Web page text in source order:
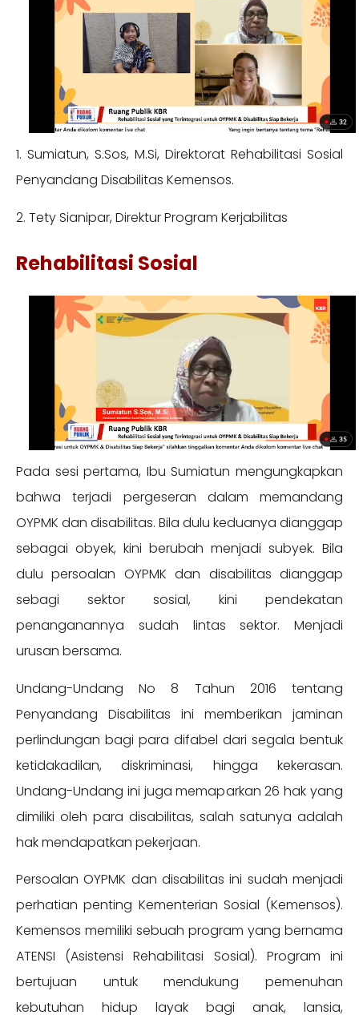
1. Sumiatun, S.Sos, M.Si, Direktorat Rehabilitasi Sosial
Penyandang Disabilitas Kemensos.
2. Tety Sianipar, Direktur Program Kerjabilitas
Rehabilitasi Sosial
Pada sesi pertama, Ibu Sumiatun mengungkapkan
bahwa terjadi pergeseran dalam memandang
OYPMK dan disabilitas. Bila dulu keduanya dianggap
sebagai obyek, kini berubah menjadi subyek. Bila
dulu persoalan OYPMK dan disabilitas dianggap
sebagi sektor sosial, kini pendekatan
penanganannya sudah lintas sektor. Menjadi
urusan bersama.
Undang-Undang No 8 Tahun 2016 tentang
Penyandang Disabilitas ini memberikan jaminan
perlindungan bagi para difabel dari segala bentuk
ketidakadilan, diskriminasi, hingga kekerasan.
Undang-Undang ini juga memaparkan 26 hak yang
dimiliki oleh para disabilitas, salah satunya adalah
hak mendapatkan pekerjaan.
Persoalan OYPMK dan disabilitas ini sudah menjadi
perhatian penting Kementerian Sosial (Kemensos).
Kemensos memiliki sebuah program yang bernama
ATENSI (Asistensi Rehabilitasi Sosial). Program ini
bertujuan untuk mendukung pemenuhan
kebutuhan hidup layak bagi anak, lansia,